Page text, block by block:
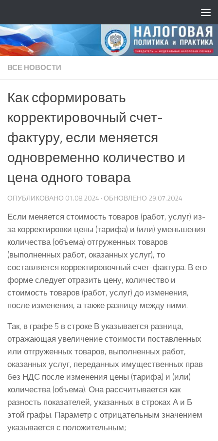
ВСЕ НОВОСТИ
Как сформировать
корректировочный счет-
фактуру, если меняется
одновременно количество и
цена одного товара
ОПУБЛИКОВАНО 01.08.2024 · ОБНОВЛЕНО 29.07.2024
Если меняется стоимость товаров (работ, услуг) из-
за корректировки цены (тарифа) и (или) уменьшения
количества (объема) отгруженных товаров
(выполненных работ, оказанных услуг), то
составляется корректировочный счет-фактура. В его
форме следует отразить цену, количество и
стоимость товаров (работ, услуг) до изменения,
после изменения, а также разницу между ними.
Так, в графе 5 в строке В указывается разница,
отражающая увеличение стоимости поставленных
или отгруженных товаров, выполненных работ,
оказанных услуг, переданных имущественных прав
без НДС после изменения цены (тарифа) и (или)
количества (объема). Она рассчитывается как
разность показателей, указанных в строках А и Б
этой графы. Параметр с отрицательным значением
указывается с положительным;